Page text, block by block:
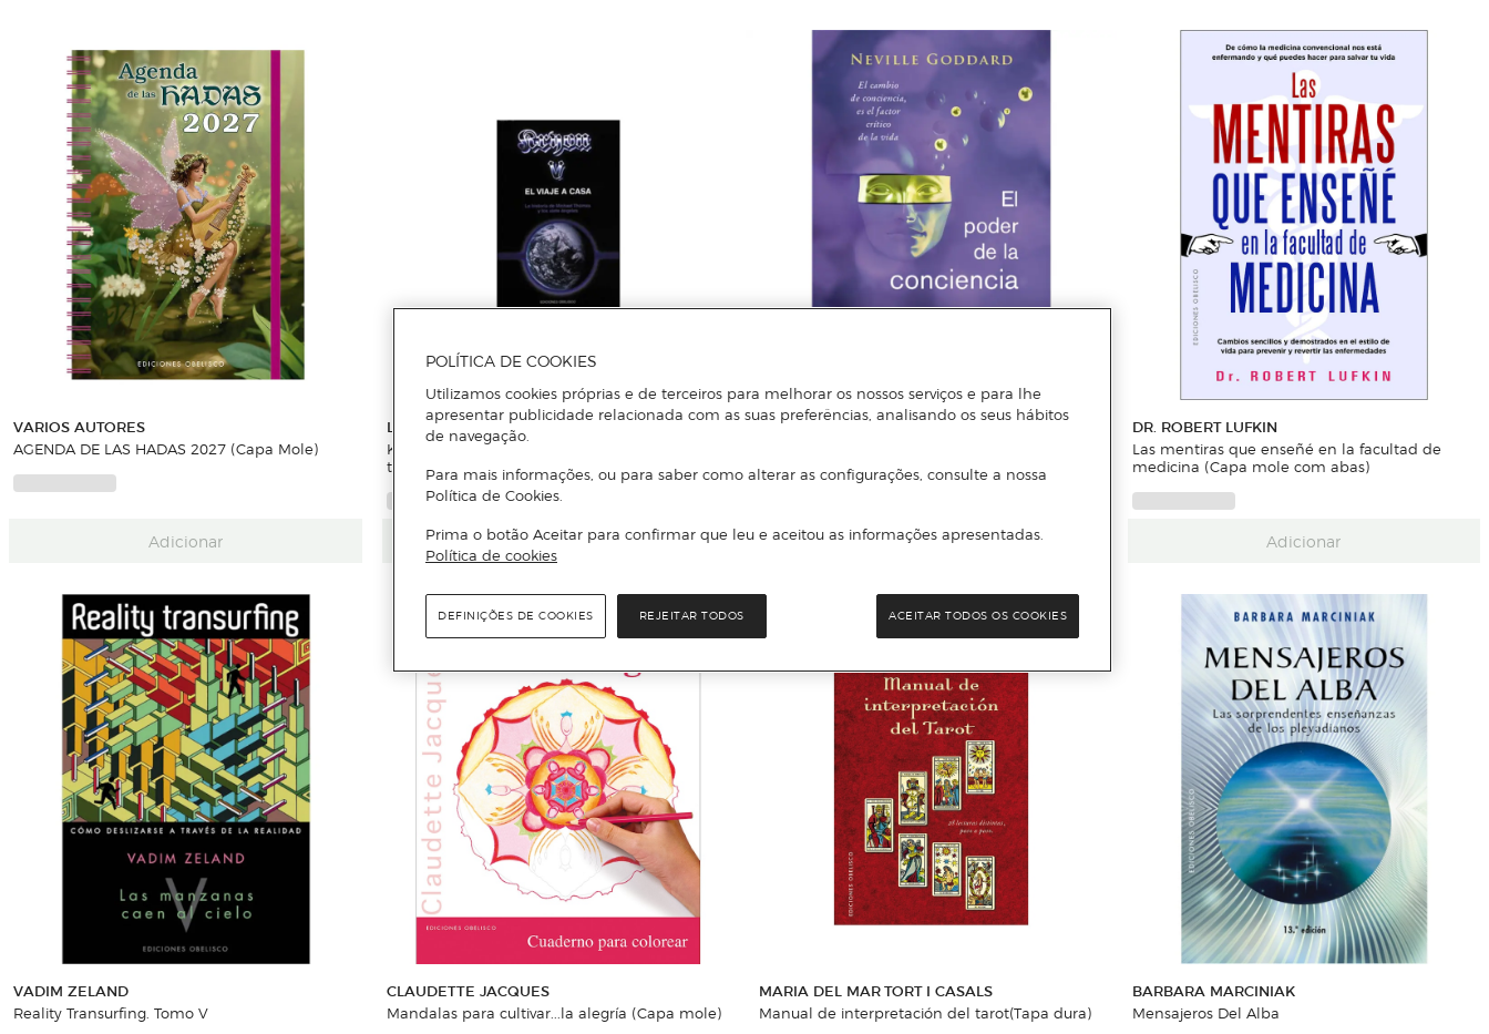
VARIOS AUTORES
AGENDA DE LAS HADAS 2027 (Capa Mole)
Adicionar
LEE CARROLL
Kryon-v el viaje a casa: La historia de michael
thomas y los siete ángeles(Tapa blanda)
Adicionar
NEVILLE GODDARD
abas)
Adicionar
DR. ROBERT LUFKIN
Las mentiras que enseñé en la facultad de
medicina (Capa mole com abas)
Adicionar
VADIM ZELAND
Reality Transurfing. Tomo V
CLAUDETTE JACQUES
Mandalas para cultivar...la alegría (Capa mole)
MARIA DEL MAR TORT I CASALS
Manual de interpretación del tarot(Tapa dura)
BARBARA MARCINIAK
Mensajeros Del Alba
POLÍTICA DE COOKIES
Utilizamos cookies próprias e de terceiros para melhorar os nossos serviços e para lhe
apresentar publicidade relacionada com as suas preferências, analisando os seus hábitos
de navegação.
Para mais informações, ou para saber como alterar as configurações, consulte a nossa
Política de Cookies.
Prima o botão Aceitar para confirmar que leu e aceitou as informações apresentadas.
Política de cookies
REJEITAR TODOS ACEITAR TODOS OS COOKIES
DEFINIÇÕES DE COOKIES